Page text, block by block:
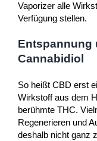
Vaporizer alle
Verfügung stellen.
Entspannung
Cannabidiol
So heißt CBD erst
Wirkstoff aus dem
berühmte THC.
Regenerieren und
deshalb nicht ganz